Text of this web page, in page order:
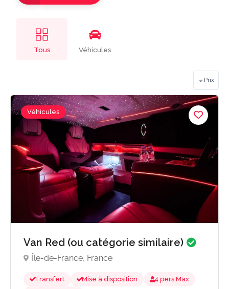
Tous Véhicules
Prix
Véhicules
Van Red (ou catégorie similaire)
Île-de-France, France
Transfert Mise à disposition
4 pers Max